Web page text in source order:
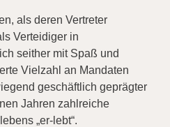
als deren Vertreter
Verteidiger in
seither mit Spaß und
Vielzahl an Mandaten
geschäftlich geprägter
Jahren zahlreiche
„er-lebt“.